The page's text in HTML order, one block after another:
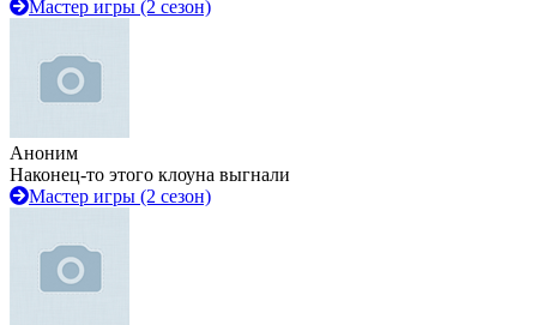
Мастер игры (2 сезон)
Аноним
Наконец-то этого клоуна выгнали
Мастер игры (2 сезон)